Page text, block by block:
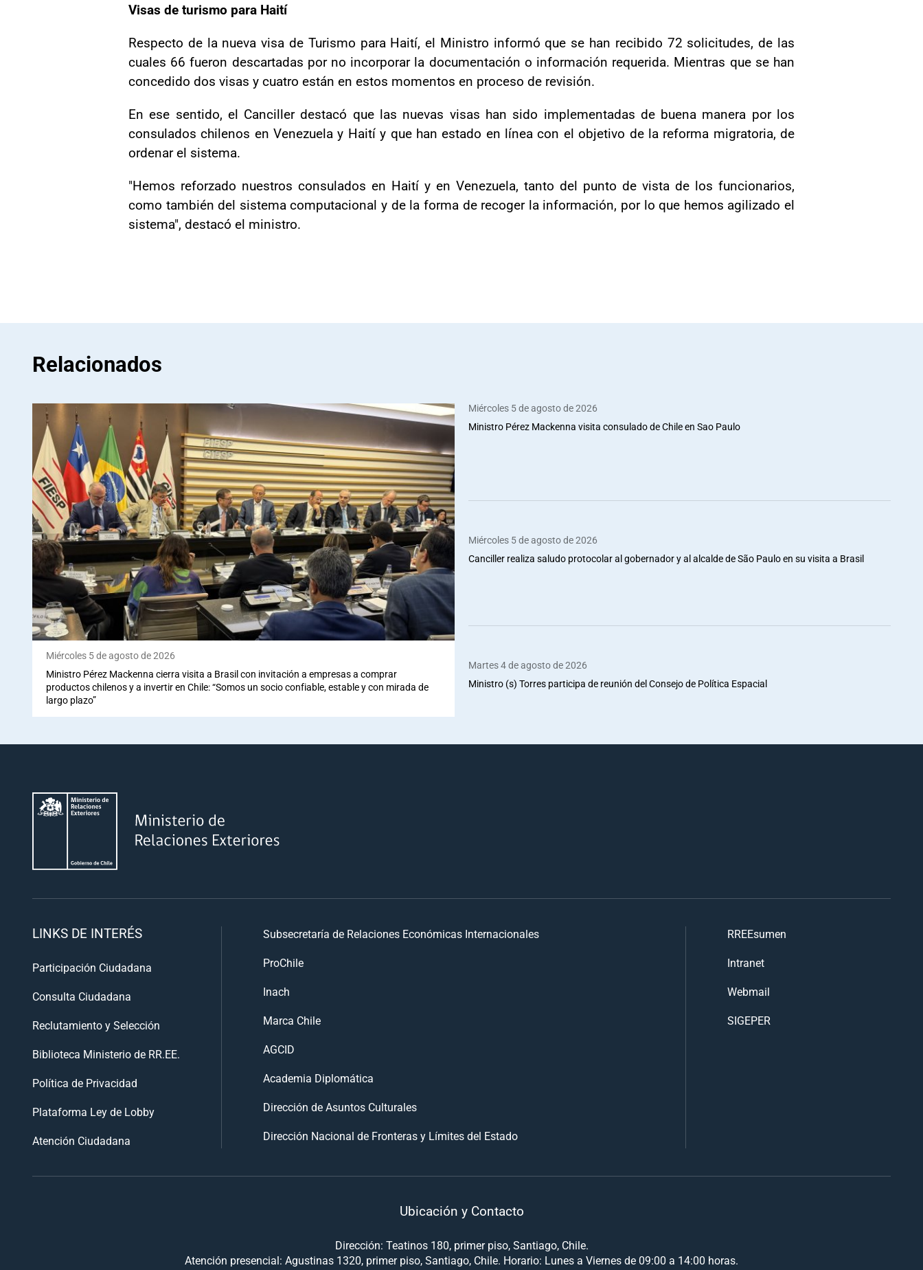
Visas de turismo para Haití
Respecto de la nueva visa de Turismo para Haití, el Ministro informó que se han recibido 72 solicitudes, de las
cuales 66 fueron descartadas por no incorporar la documentación o información requerida. Mientras que se han
concedido dos visas y cuatro están en estos momentos en proceso de revisión.
En ese sentido, el Canciller destacó que las nuevas visas han sido implementadas de buena manera por los
consulados chilenos en Venezuela y Haití y que han estado en línea con el objetivo de la reforma migratoria, de
ordenar el sistema.
"Hemos reforzado nuestros consulados en Haití y en Venezuela, tanto del punto de vista de los funcionarios,
como también del sistema computacional y de la forma de recoger la información, por lo que hemos agilizado el
sistema", destacó el ministro.
Relacionados
Miércoles 5 de agosto de 2026
Ministro Pérez Mackenna cierra visita a Brasil con invitación a empresas a comprar
productos chilenos y a invertir en Chile: “Somos un socio confiable, estable y con mirada de
largo plazo”
Miércoles 5 de agosto de 2026
Ministro Pérez Mackenna visita consulado de Chile en Sao Paulo
Miércoles 5 de agosto de 2026
Canciller realiza saludo protocolar al gobernador y al alcalde de São Paulo en su visita a Brasil
Martes 4 de agosto de 2026
Ministro (s) Torres participa de reunión del Consejo de Política Espacial
LINKS DE INTERÉS
Participación Ciudadana
Consulta Ciudadana
Reclutamiento y Selección
Biblioteca Ministerio de RR.EE.
Política de Privacidad
Plataforma Ley de Lobby
Atención Ciudadana
Subsecretaría de Relaciones Económicas Internacionales
ProChile
Inach
Marca Chile
AGCID
Academia Diplomática
Dirección de Asuntos Culturales
Dirección Nacional de Fronteras y Límites del Estado
RREEsumen
Intranet
Webmail
SIGEPER
Ubicación y Contacto
Dirección: Teatinos 180, primer piso, Santiago, Chile.
Atención presencial: Agustinas 1320, primer piso, Santiago, Chile. Horario: Lunes a Viernes de 09:00 a 14:00 horas.